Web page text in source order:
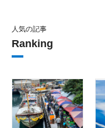
人気の記事
Ranking